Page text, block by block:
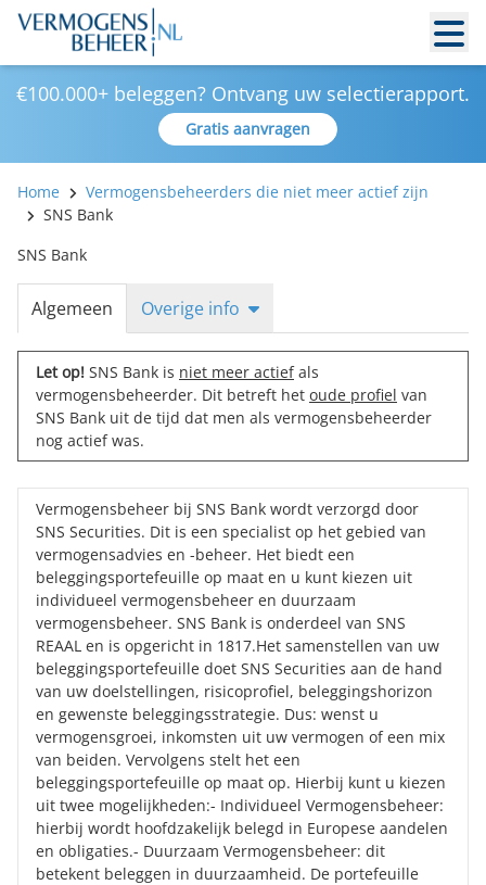
€100.000+ beleggen? Ontvang uw selectierapport.
Gratis aanvragen
Home
Vermogensbeheerders die niet meer actief zijn
SNS Bank
SNS Bank
Algemeen Overige info
Let op! SNS Bank is niet meer actiefals
vermogensbeheerder. Dit betreft het oude profiel van
SNS Bank uit de tijd dat men als vermogensbeheerder
nog actief was.
Vermogensbeheer bij SNS Bank wordt verzorgd door
SNS Securities. Dit is een specialist op het gebied van
vermogensadvies en -beheer. Het biedt een
beleggingsportefeuille op maat en u kunt kiezen uit
individueel vermogensbeheer en duurzaam
vermogensbeheer. SNS Bank is onderdeel van SNS
REAAL en is opgericht in 1817.Het samenstellen van uw
beleggingsportefeuille doet SNS Securities aan de hand
van uw doelstellingen, risicoprofiel, beleggingshorizon
en gewenste beleggingsstrategie. Dus: wenst u
vermogensgroei, inkomsten uit uw vermogen of een mix
van beiden. Vervolgens stelt het een
beleggingsportefeuille op maat op. Hierbij kunt u kiezen
uit twee mogelijkheden:- Individueel Vermogensbeheer:
hierbij wordt hoofdzakelijk belegd in Europese aandelen
en obligaties.- Duurzaam Vermogensbeheer: dit
betekent beleggen in duurzaamheid. De portefeuille